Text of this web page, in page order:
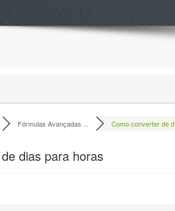
Fórmulas Avançadas ... Como converter de
dias para horas